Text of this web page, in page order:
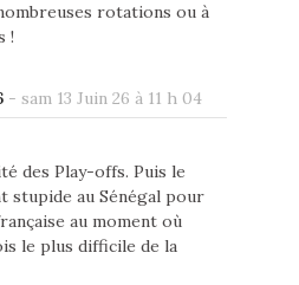
rotations ou à
!
- sam 13 Juin 26 à 11 h 04
des Play-offs. Puis le
stupide au Sénégal pour
au moment où
le plus difficile de la